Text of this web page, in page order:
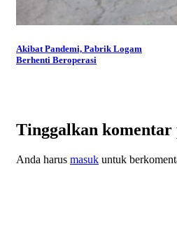
Akibat Pandemi, Pabrik Logam
Berhenti Beroperasi
Tinggalkan komentar
Anda harus masuk untuk